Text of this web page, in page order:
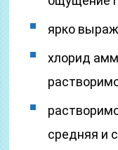
ярко
хлорид
средняя и